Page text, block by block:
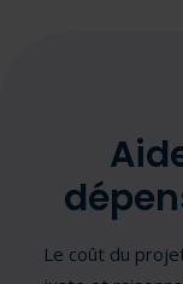
Le coût du